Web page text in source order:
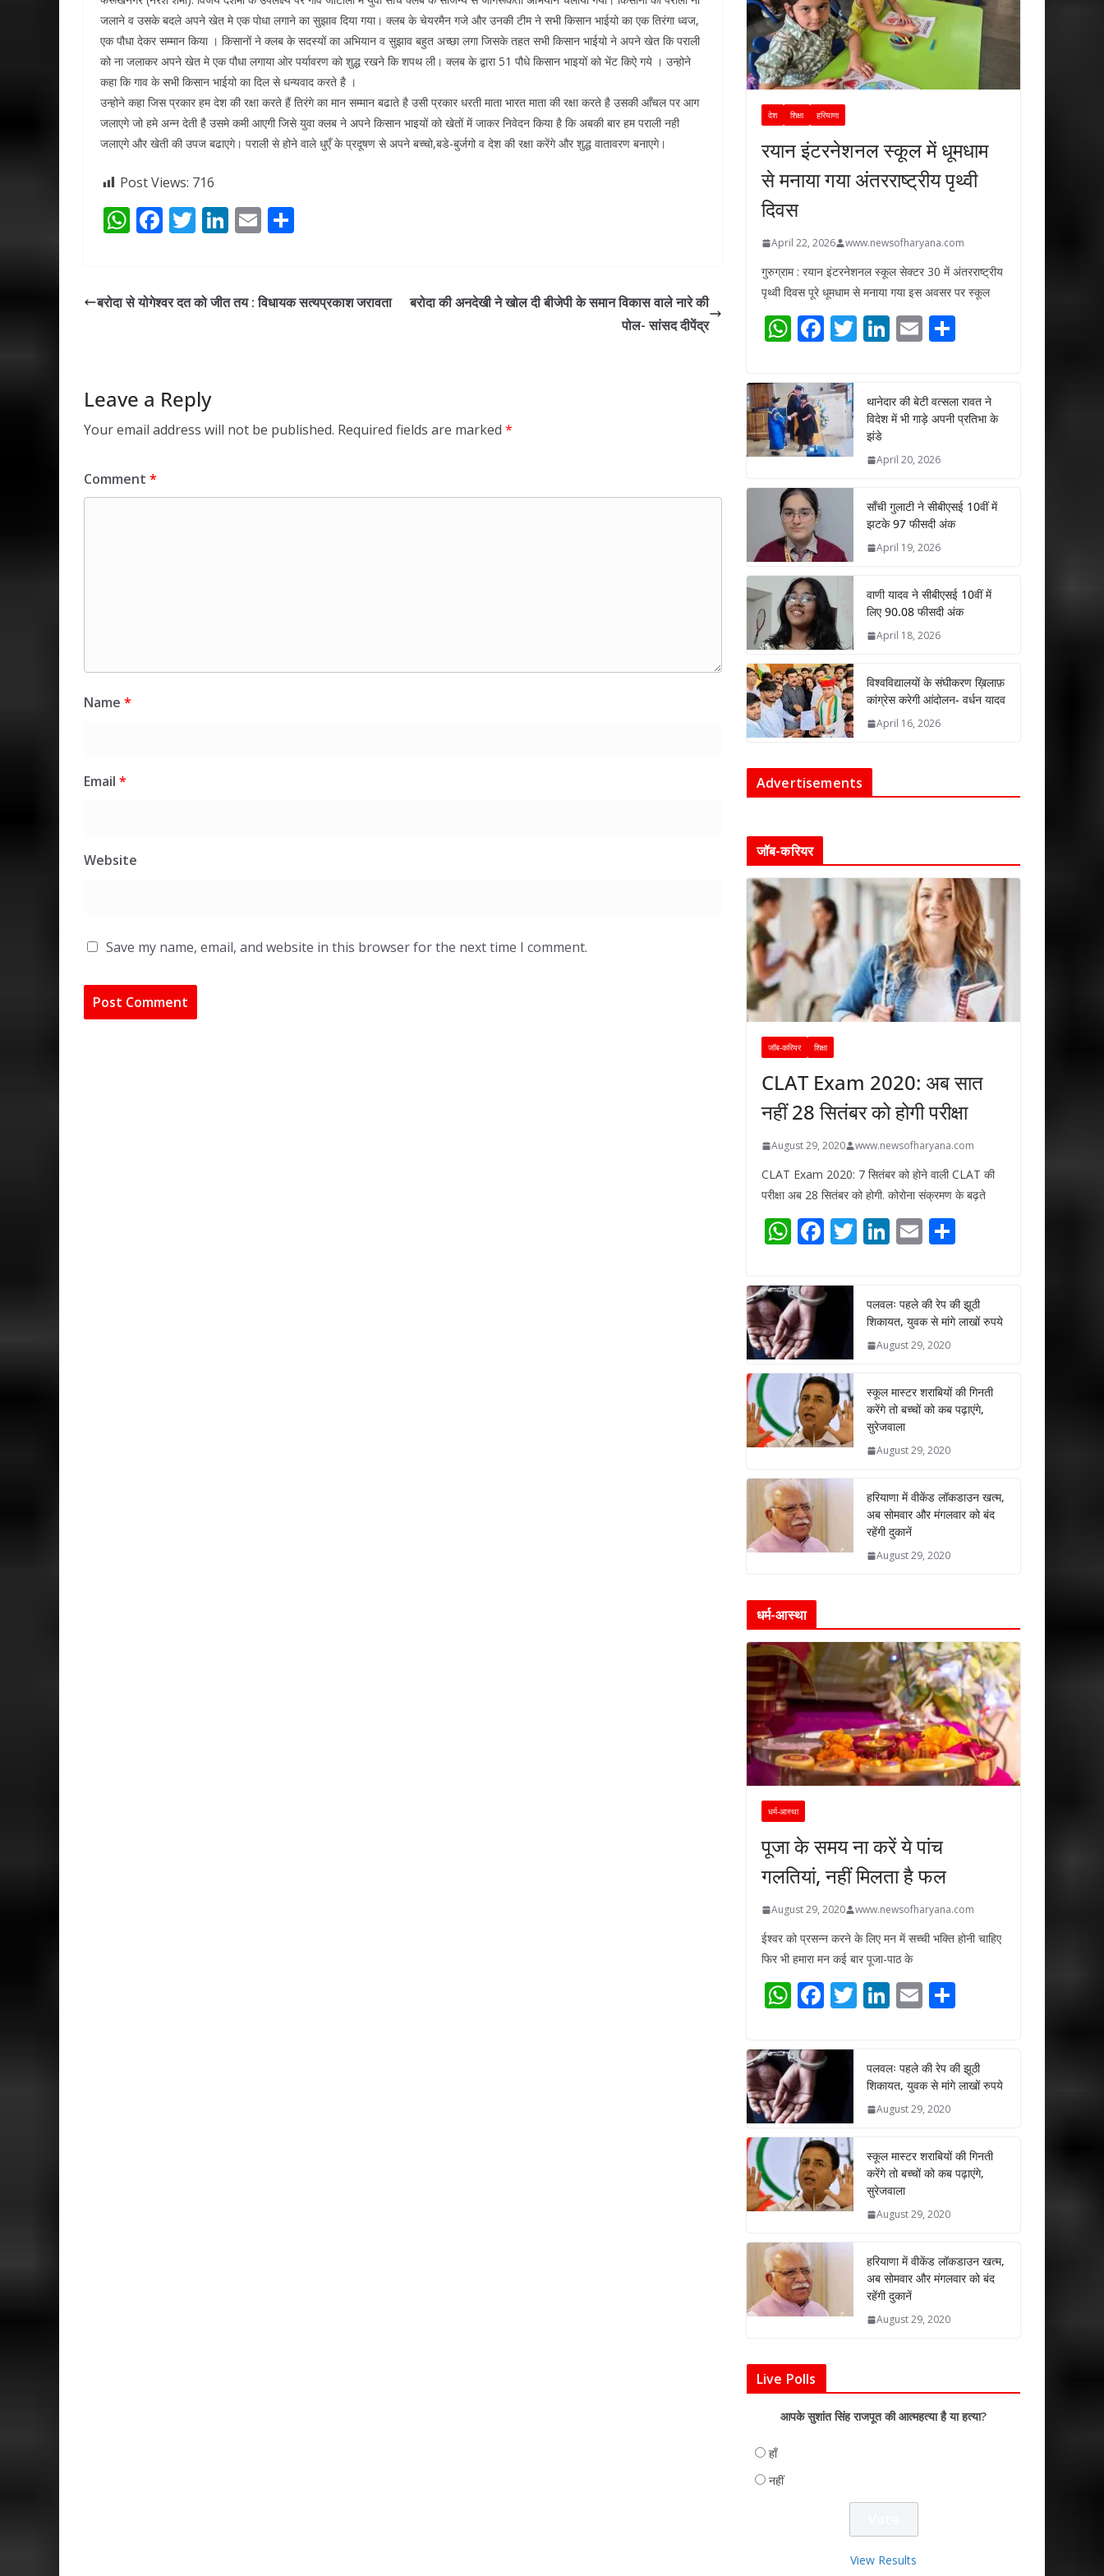
जलाने व उसके बदले अपने खेत मे एक पोधा लगाने का सुझाव दिया गया। क्लब के चेयरमैन गजे और उनकी टीम ने सभी किसान भाईयो का एक तिरंगा ध्वज,
एक पौधा देकर सम्मान किया । किसानों ने क्लब के सदस्यों का अभियान व सुझाव बहुत अच्छा लगा जिसके तहत सभी किसान भाईयो ने अपने खेत कि पराली
को ना जलाकर अपने खेत मे एक पौधा लगाया ओर पर्यावरण को शुद्ध रखने कि शपथ ली। क्लब के द्वारा 51 पौधे किसान भाइयों को भेंट किऐ गये । उन्होने
कहा कि गाव के सभी किसान भाईयो का दिल से धन्यवाद करते है ।
उन्होने कहा जिस प्रकार हम देश की रक्षा करते हैं तिरंगे का मान सम्मान बढाते है उसी प्रकार धरती माता भारत माता की रक्षा करते है उसकी आँचल पर आग
जलाएगे जो हमे अन्न देती है उसमे कमी आएगी जिसे युवा क्लब ने अपने किसान भाइयों को खेतों में जाकर निवेदन किया है कि अबकी बार हम पराली नही
जलाएगे और खेती की उपज बढाएगे। पराली से होने वाले धुएँ के प्रदूषण से अपने बच्चो,बडे-बुर्जगो व देश की रक्षा करेंगे और शुद्ध वातावरण बनाएगे।
Post Views: 716
W
s
F
b
T
er
Li
e
E
l e
बरोदा से योगेश्वर दत को जीत तय : विधायक सत्यप्रकाश जरावता
बरोदा की अनदेखी ने खोल दी बीजेपी के समान विकास वाले नारे की
पोल- सांसद दीपेंद्र
Leave a Reply
Your email address will not be published. Required fields are marked *
Comment *
Name *
Email *
Website
Save my name, email, and website in this browser for the next time I comment.
देश शिक्षा हरियाणा
रयान इंटरनेशनल स्कूल में धूमधाम
से मनाया गया अंतरराष्ट्रीय पृथ्वी
दिवस
April 22, 2026 www.newsofharyana.com
गुरुग्राम : रयान इंटरनेशनल स्कूल सेक्टर 30 में अंतरराष्ट्रीय
पृथ्वी दिवस पूरे धूमधाम से मनाया गया इस अवसर पर स्कूल
W
at
s
A
p
p
F
e
b
o
o
k
T
er
Li
e
dI
n
E
l e
थानेदार की बेटी वत्सला रावत ने
विदेश में भी गाड़े अपनी प्रतिभा के
झंडे
April 20, 2026
साँची गुलाटी ने सीबीएसई 10वीं में
झटके 97 फीसदी अंक
April 19, 2026
वाणी यादव ने सीबीएसई 10वीं में
लिए 90.08 फीसदी अंक
April 18, 2026
विश्वविद्यालयों के संघीकरण ख़िलाफ़
कांग्रेस करेगी आंदोलन- वर्धन यादव
April 16, 2026
Advertisements
जॉब-करियर
जॉब-करियर शिक्षा
CLAT Exam 2020: अब सात
नहीं 28 सितंबर को होगी परीक्षा
August 29, 2020 www.newsofharyana.com
CLAT Exam 2020: 7 सितंबर को होने वाली CLAT की
परीक्षा अब 28 सितंबर को होगी. कोरोना संक्रमण के बढ़ते
W
at
s
A
p
p
F
e
b
o
k
T
er
Li
e
dI
n
E
l e
पलवलः पहले की रेप की झूठी
शिकायत, युवक से मांगे लाखों रुपये
August 29, 2020
स्कूल मास्टर शराबियों की गिनती
करेंगे तो बच्चों को कब पढ़ाएंगे,
सुरेजवाला
August 29, 2020
हरियाणा में वीकेंड लॉकडाउन खत्म,
अब सोमवार और मंगलवार को बंद
रहेंगी दुकानें
August 29, 2020
धर्म-आस्था
धर्म-आस्था
पूजा के समय ना करें ये पांच
गलतियां, नहीं मिलता है फल
August 29, 2020 www.newsofharyana.com
ईश्वर को प्रसन्न करने के लिए मन में सच्ची भक्ति होनी चाहिए
फिर भी हमारा मन कई बार पूजा-पाठ के
W
at
s
A
p
p
F
e
b
o
k
T
er
Li
e
dI
n
E
l e
पलवलः पहले की रेप की झूठी
शिकायत, युवक से मांगे लाखों रुपये
August 29, 2020
स्कूल मास्टर शराबियों की गिनती
करेंगे तो बच्चों को कब पढ़ाएंगे,
सुरेजवाला
August 29, 2020
हरियाणा में वीकेंड लॉकडाउन खत्म,
अब सोमवार और मंगलवार को बंद
रहेंगी दुकानें
August 29, 2020
Live Polls
आपके सुशांत सिंह राजपूत की आत्महत्या है या हत्या?
हाँ
नहीं
View Results